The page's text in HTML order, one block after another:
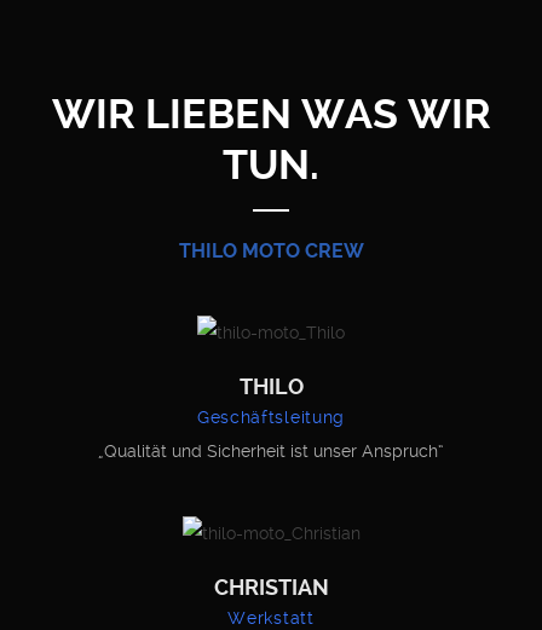
WIR LIEBEN WAS WIR
TUN.
THILO MOTO CREW
THILO
Geschäftsleitung
„Qualität und Sicherheit ist unser Anspruch“
CHRISTIAN
Werkstatt